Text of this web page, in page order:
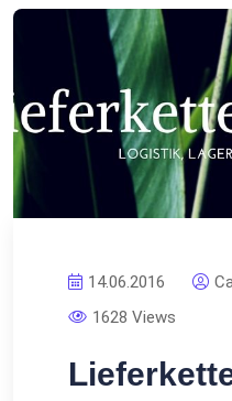
14.06.2016
1628 Views